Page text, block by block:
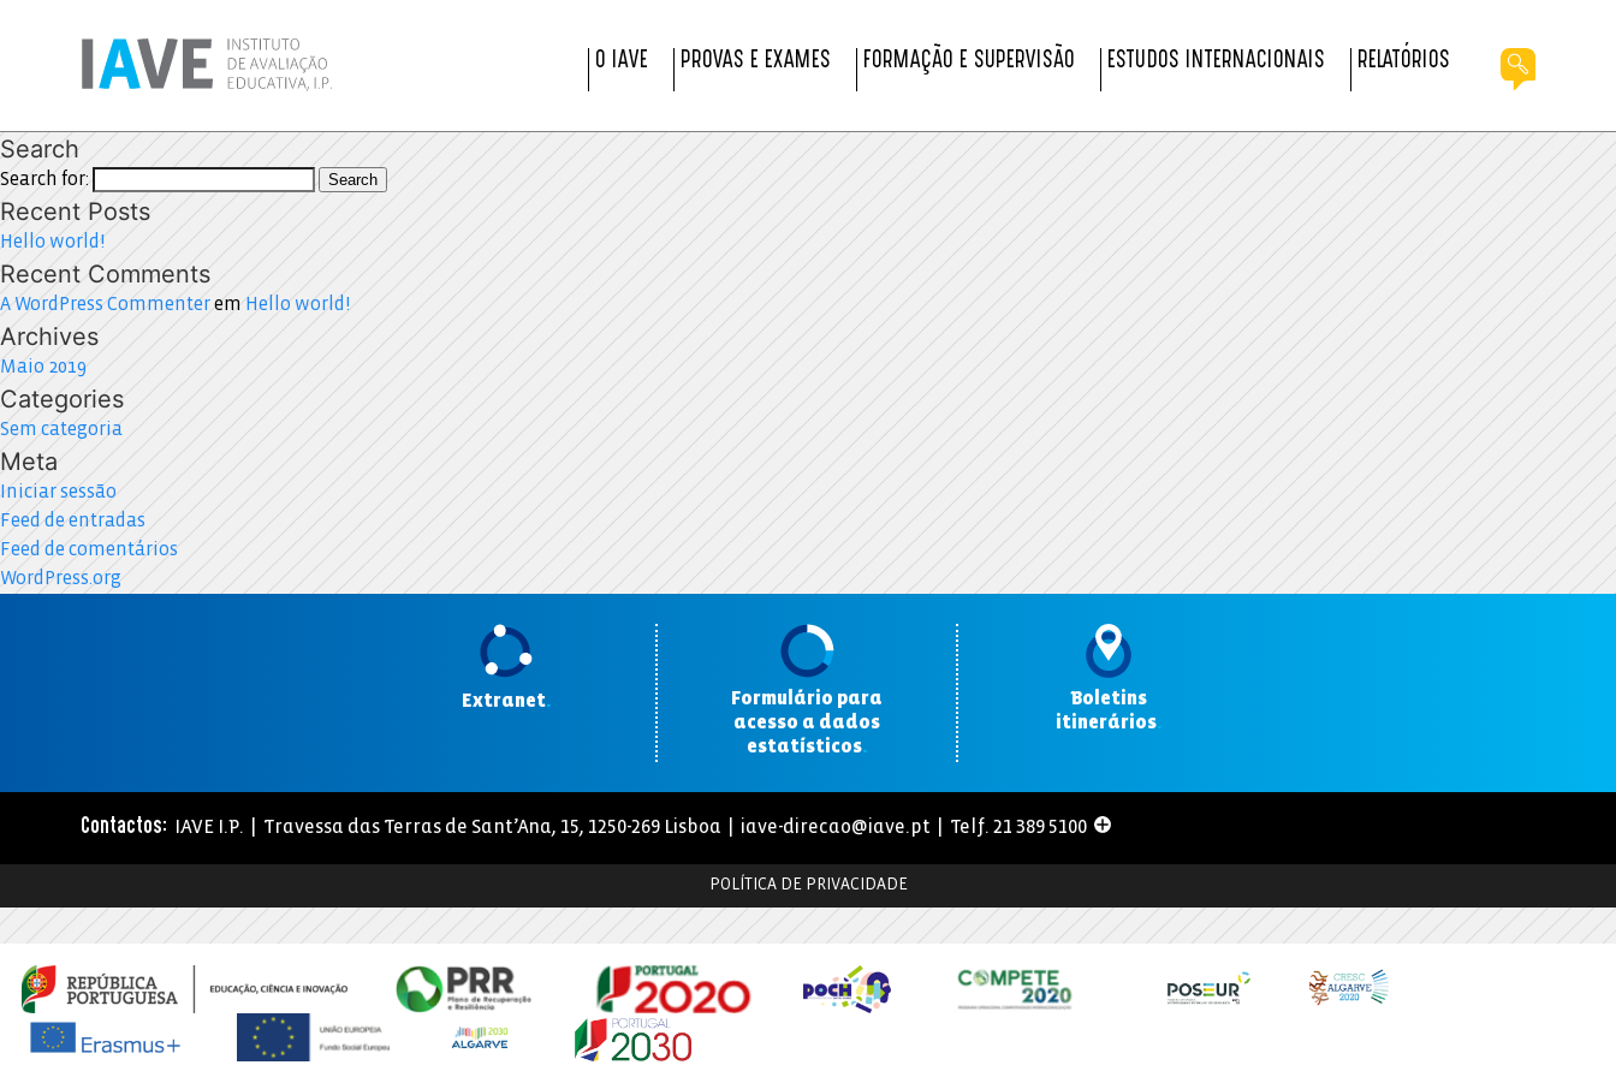
O IAVE PROVAS E EXAMES FORMAÇÃO E SUPERVISÃO ESTUDOS INTERNACIONAIS RELATÓRIOS
Search
Search for: Search
Recent Posts
Hello world!
Recent Comments
A WordPress Commenterem Hello world!
Archives
Maio 2019
Categories
Sem categoria
Meta
Iniciar sessão
Feed de entradas
Feed de comentários
WordPress.org
Extranet.
Formulário para
acesso a dados
estatísticos.
Boletins
itinerários.
Contactos: IAVE I.P. | Travessa das Terras de Sant’Ana, 15, 1250-269 Lisboa | iave-direcao@iave.pt | Telf. 21 389 5100
POLÍTICA DE PRIVACIDADE